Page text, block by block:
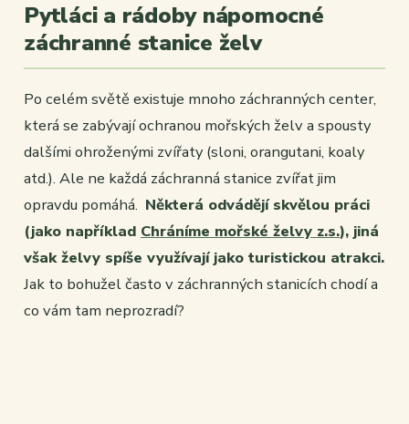
Pytláci a rádoby nápomocné
záchranné stanice želv
Po celém světě existuje mnoho záchranných center,
která se zabývají ochranou mořských želv a spousty
dalšími ohroženými zvířaty (sloni, orangutani, koaly
atd.). Ale ne každá záchranná stanice zvířat jim
opravdu pomáhá. Některá odvádějí skvělou práci
(jako například Chráníme mořské želvy z.s.), jiná
však želvy spíše využívají jako turistickou atrakci.
Jak to bohužel často v záchranných stanicích chodí a
co vám tam neprozradí?